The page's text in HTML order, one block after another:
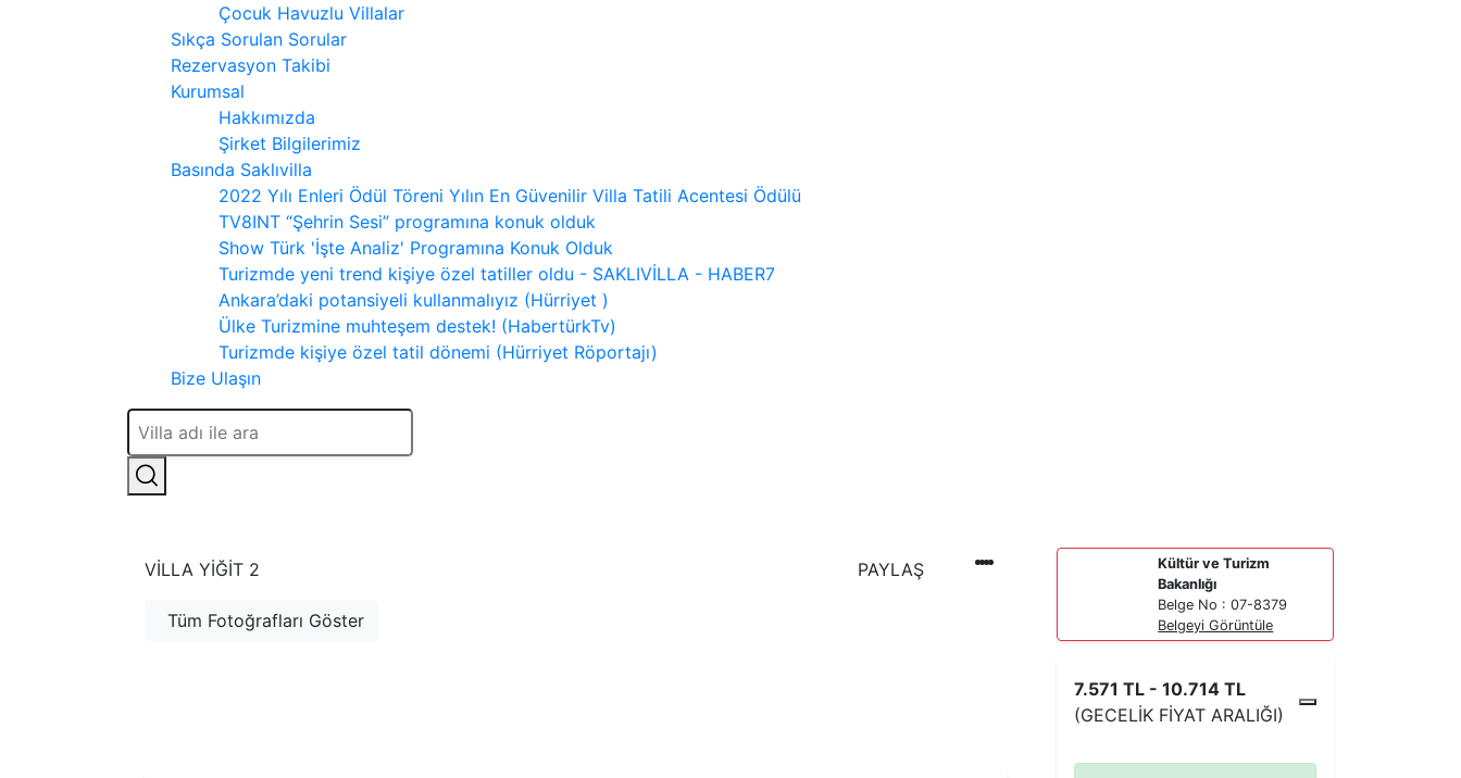
Çocuk Havuzlu Villalar
Sıkça Sorulan Sorular
Rezervasyon Takibi
Kurumsal
Hakkımızda
Şirket Bilgilerimiz
Basında Saklıvilla
2022 Yılı Enleri Ödül Töreni Yılın En Güvenilir Villa Tatili Acentesi Ödülü
TV8INT “Şehrin Sesi” programına konuk olduk
Show Türk 'İşte Analiz' Programına Konuk Olduk
Turizmde yeni trend kişiye özel tatiller oldu - SAKLIVİLLA - HABER7
Ankara’daki potansiyeli kullanmalıyız (Hürriyet )
Ülke Turizmine muhteşem destek! (HabertürkTv)
Turizmde kişiye özel tatil dönemi (Hürriyet Röportajı)
Bize Ulaşın
VILLA YIĞIT 2 PAYLAŞ
Tüm Fotoğrafları Göster
Kültür ve Turizm
Bakanlığı
Belge No : 07-8379
Belgeyi Görüntüle
7.571 TL - 10.714 TL
(GECELIK FIYAT ARALIĞI)